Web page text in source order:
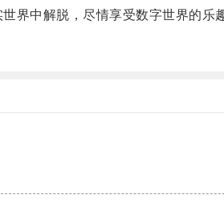
中解脱，尽情享受数字世界的乐趣